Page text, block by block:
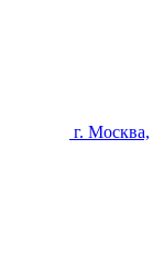
г. Москва,